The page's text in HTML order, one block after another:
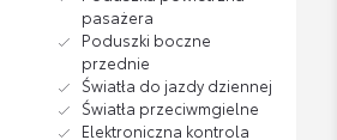
pasażera
Poduszki boczne
przednie
Światła do jazdy dziennej
Światła przeciwmgielne
Elektroniczna kontrola